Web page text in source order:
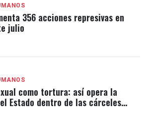
356 acciones represivas en
julio
como tortura: así opera la
Estado dentro de las cárceles